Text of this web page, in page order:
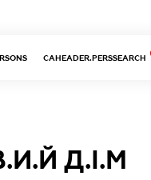
CAHEADER.PERSSEARCH
Д.І.М